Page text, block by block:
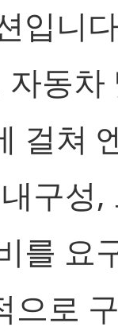
입니
동차
걸쳐
구성,
를 요
으로